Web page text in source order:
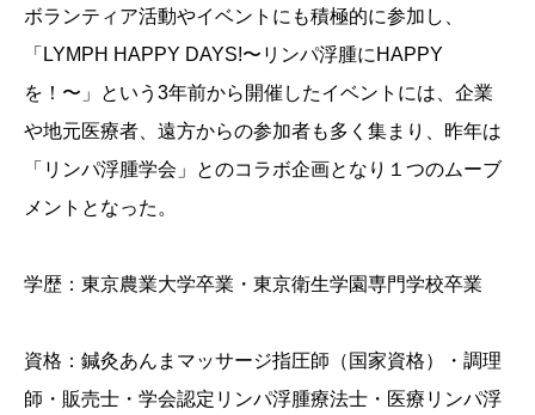
ボランティア活動やイベントにも積極的に参加し、
「LYMPH HAPPY DAYS!〜リンパ浮腫にHAPPY
を！〜」という3年前から開催したイベントには、企業
や地元医療者、遠方からの参加者も多く集まり、昨年は
「リンパ浮腫学会」とのコラボ企画となり１つのムーブ
メントとなった。
学歴：東京農業大学卒業・東京衛生学園専門学校卒業
資格：鍼灸あんまマッサージ指圧師（国家資格）・調理
師・販売士・学会認定リンパ浮腫療法士・医療リンパ浮